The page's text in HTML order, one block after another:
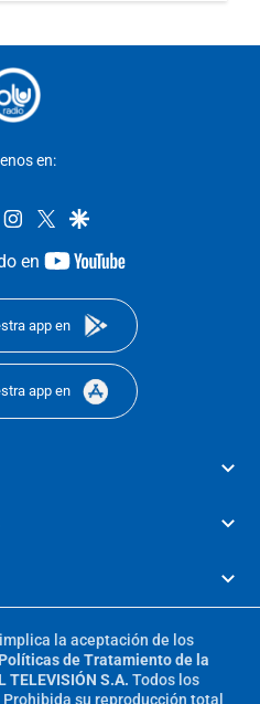
en:
facebookinstagram
twittergoogle
en
youtube-
app en
app en
la aceptación de los
Políticas de Tratamiento de la
TELEVISIÓN S.A. Todos los
Prohibida su reproducción total